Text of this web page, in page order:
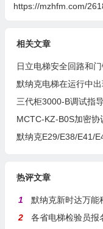
https://mzhfm.com/
相关文章
日立电梯安全回路和
默纳克电梯在运行中
三代柜3000-B调试指
MCTC-KZ-B0S加密协
默纳克E29/E38/E41/
热评文章
1
默纳克新时达万能
2
各省电梯检验员报